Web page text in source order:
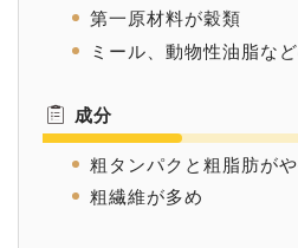
第一原材料が穀類
ミール、動物性油脂な
成分
粗タンパクと粗脂肪が
粗繊維が多め